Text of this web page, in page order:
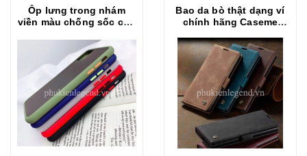
Ốp lưng trong nhám
viền màu chống sốc cho
10 Lite
Bao da bò thật dạng ví
chính hãng Caseme
10 Lite